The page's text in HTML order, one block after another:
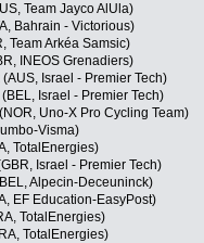
Team Jayco AlUla)
Bahrain - Victorious)
Team Arkéa Samsic)
INEOS Grenadiers)
Israel - Premier Tech)
Israel - Premier Tech)
Uno-X Pro Cycling Team)
Visma)
TotalEnergies)
Israel - Premier Tech)
Alpecin-Deceuninck)
EF Education-EasyPost)
TotalEnergies)
TotalEnergies)